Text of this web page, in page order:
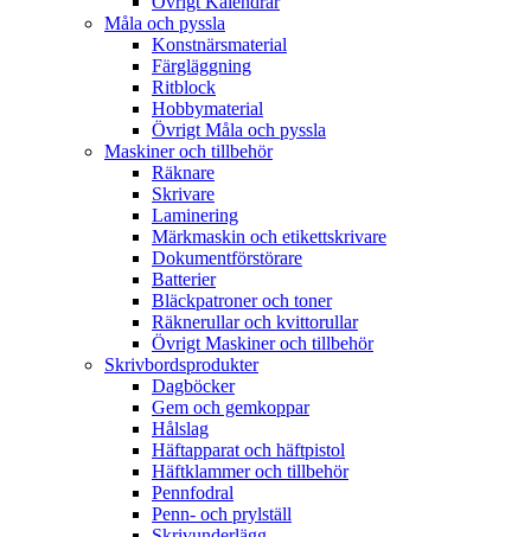
Måla och pyssla
Konstnärsmaterial
Färgläggning
Ritblock
Hobbymaterial
Övrigt Måla och pyssla
Maskiner och tillbehör
Räknare
Skrivare
Laminering
Märkmaskin och etikettskrivare
Dokumentförstörare
Batterier
Bläckpatroner och toner
Räknerullar och kvittorullar
Övrigt Maskiner och tillbehör
Skrivbordsprodukter
Dagböcker
Gem och gemkoppar
Hålslag
Häftapparat och häftpistol
Häftklammer och tillbehör
Pennfodral
Penn- och prylställ